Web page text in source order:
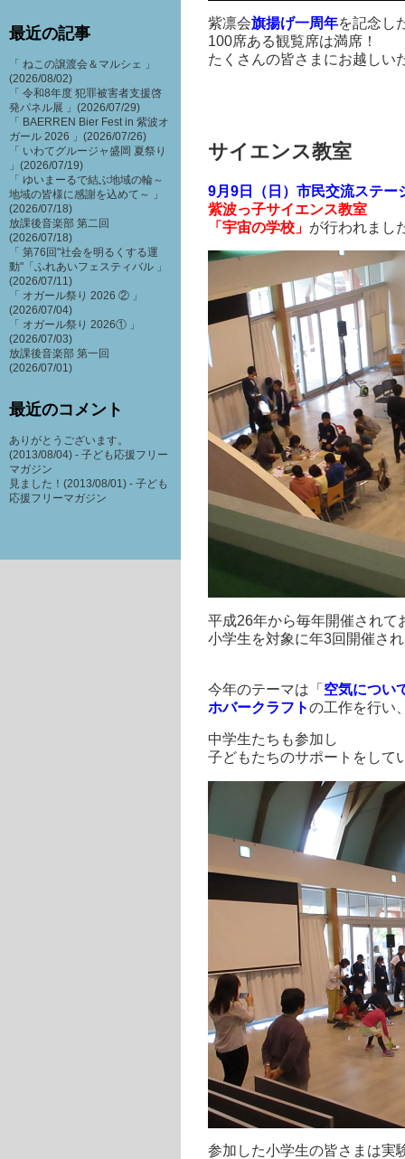
紫凛会旗揚げ一周年を記念し
100席ある観覧席は満席！
たくさんの皆さまにお越しい
サイエンス教室
9月9日（日）市民交流ステー
紫波っ子サイエンス教室
「宇宙の学校」 が行われまし
平成26年から毎年開催されて
小学生を対象に年3回開催さ
今年のテーマは「 空気につい
ホバークラフトの工作を行い
中学生たちも参加し
子どもたちのサポートをして
参加した小学生の皆さまは実
最近の記事
「 ねこの譲渡会＆マルシェ 」
(2026/08/02)
「 令和8年度 犯罪被害者支援啓
発パネル展 」(2026/07/29)
「 BAERREN Bier Fest in 紫波オ
ガール 2026 」(2026/07/26)
「 いわてグルージャ盛岡 夏祭り
」(2026/07/19)
「 ゆいまーるで結ぶ地域の輪～
地域の皆様に感謝を込めて～ 」
(2026/07/18)
放課後音楽部 第二回
(2026/07/18)
「 第76回"社会を明るくする運
動"「ふれあいフェスティバル 」
(2026/07/11)
「 オガール祭り 2026 ② 」
(2026/07/04)
「 オガール祭り 2026① 」
(2026/07/03)
放課後音楽部 第一回
(2026/07/01)
最近のコメント
ありがとうございます。
(2013/08/04) - 子ども応援フリー
マガジン
見ました！(2013/08/01) - 子ども
応援フリーマガジン